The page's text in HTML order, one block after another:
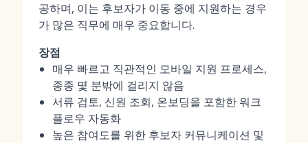
공하며, 이는 후보자가 이동 중에 지원하는 경우
가 많은 직무에 매우 중요합니다.
장점
매우 빠르고 직관적인 모바일 지원 프로세스,
종종 몇 분밖에 걸리지 않음
서류 검토, 신원 조회, 온보딩을 포함한 워크
플로우 자동화
높은 참여도를 위한 후보자 커뮤니케이션 및